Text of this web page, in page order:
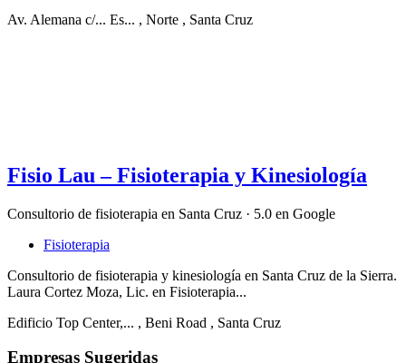
Av. Alemana c/... Es... , Norte , Santa Cruz
Fisio Lau – Fisioterapia y Kinesiología
Consultorio de fisioterapia en Santa Cruz · 5.0 en Google
Fisioterapia
Consultorio de fisioterapia y kinesiología en Santa Cruz de la Sierra.
Laura Cortez Moza, Lic. en Fisioterapia...
Edificio Top Center,... , Beni Road , Santa Cruz
Empresas Sugeridas